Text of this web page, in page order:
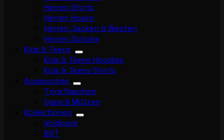
Herren Shirts
Herren Hosen
Herren Jacken & Westen
Herren Schuhe
Kids & Teens
Kids & Teens Hoodies
Kids & Teens Shirts
Accessoires
Trinkflaschen
Caps & Mützen
Kollektionen
Voidcore
BXT